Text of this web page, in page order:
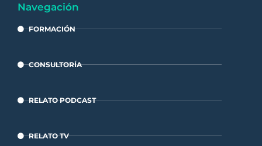
Navegación
FORMACIÓN
CONSULTORÍA
RELATO PODCAST
RELATO TV